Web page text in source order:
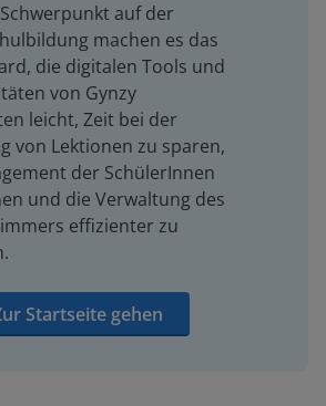
auf der
machen es das
die digitalen Tools und
von Gynzy
leicht, Zeit bei der
von Lektionen zu sparen,
der SchülerInnen
und die Verwaltung des
effizienter zu
Startseite gehen